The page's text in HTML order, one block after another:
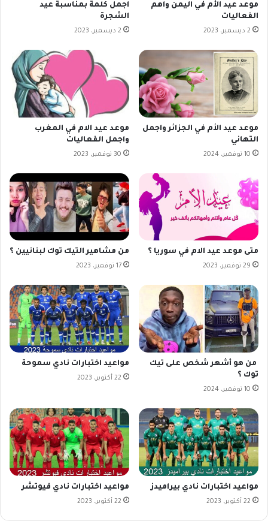
موعد عيد الأم في اليمن واهم
الفعاليات
2 ديسمبر، 2023
اجمل كلمة بمناسبة عيد
الشجرة
2 ديسمبر، 2023
موعد عيد الأم في الجزائر واجمل
التهاني
10 نوفمبر، 2024
موعد عيد الام في المغرب
واجمل الفعاليات
30 نوفمبر، 2023
متى موعد عيد الام في سوريا ؟
29 نوفمبر، 2023
من مشاهير التيك توك لبنانيين ؟
17 نوفمبر، 2023
من هو أشهر شخص على تيك
توك ؟
10 نوفمبر، 2024
مواعيد اختبارات نادي سموحة
22 أكتوبر، 2023
مواعيد اختبارات نادي بيراميدز
22 أكتوبر، 2023
مواعيد اختبارات نادي فيوتشر
22 أكتوبر، 2023